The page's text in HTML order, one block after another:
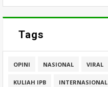
Tags
OPINI NASIONAL VIRAL
KULIAH IPB INTERNASIONAL